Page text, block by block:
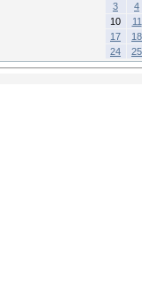
3
4
10
11
17
18
24
25